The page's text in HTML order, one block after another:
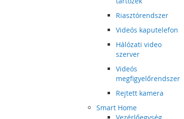
Riasztórendszer
Videós kaputelefon
Hálózati video
szerver
Videós
megfigyelőrendszer
Rejtett kamera
Smart Home